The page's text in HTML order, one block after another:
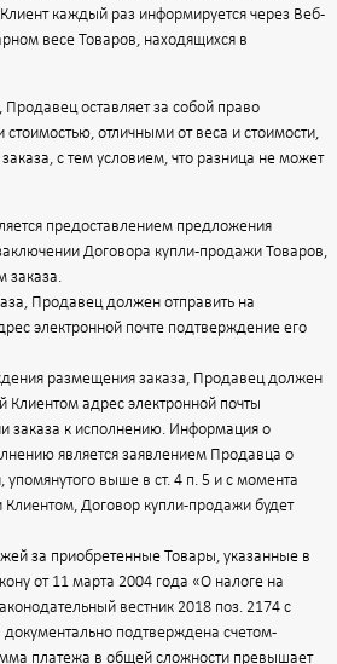
каждый раз информируется через Веб-
весе Товаров, находящихся в
Продавец оставляет за собой право
стоимостью, отличными от веса и стоимости,
с тем условием, что разница не может
предоставлением предложения
Договора купли-продажи Товаров,
заказа.
Продавец должен отправить на
электронной почте подтверждение его
размещения заказа, Продавец должен
Клиентом адрес электронной почты
заказа к исполнению. Информация о
является заявлением Продавца о
упомянутого выше в ст. 4 п. 5 и с момента
Договор купли-продажи будет
за приобретенные Товары, указанные в
от 11 марта 2004 года «О налоге на
вестник 2018 поз. 2174 с
документально подтверждена счетом-
платежа в общей сложности превышает